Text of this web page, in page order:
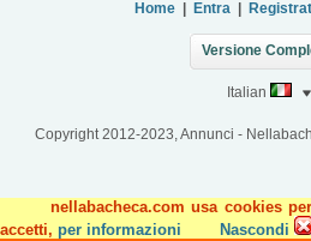
nellabacheca.com usa cookies per
accetti, per informazioni Nascondi
Home| Entra
Versione
Italian
Copyright 2012-2023, Annunci -